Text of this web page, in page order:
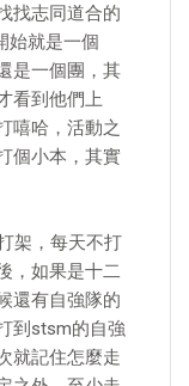
找志同道合的
始就是一個
是一個團，其
看到他們上
嘻哈，活動之
個小本，其實
架，每天不打
，如果是十二
還有自強隊的
到stsm的自強
就記住怎麼走